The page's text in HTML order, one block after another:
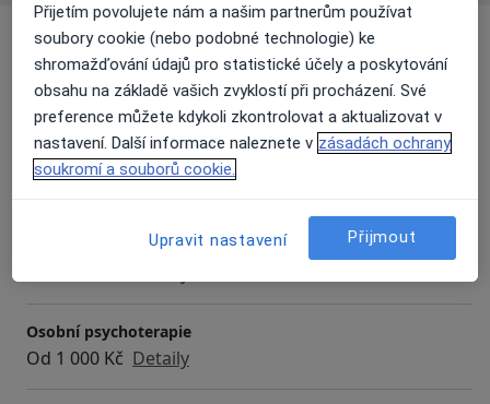
Služby a ceník služeb
Individuální psychoterapie
Od 1 000 Kč Detaily
Psychologické konzultace
Od 1 000 Kč Detaily
Psychologické poradenství
Osobní psychoterapie
Od 1 000 Kč Detaily
Přijetím povolujete nám a našim partnerům používat
soubory cookie (nebo podobné technologie) ke
shromažďování údajů pro statistické účely a poskytování
obsahu na základě vašich zvyklostí při procházení. Své
preference můžete kdykoli zkontrolovat a aktualizovat v
nastavení. Další informace naleznete v zásadách ochrany
soukromí a souborů cookie.
Upravit nastavení Přijmout